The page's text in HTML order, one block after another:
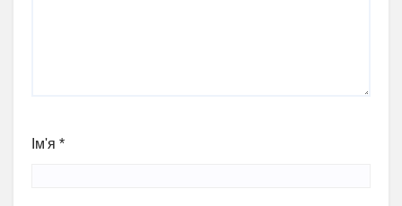
Ім'я *